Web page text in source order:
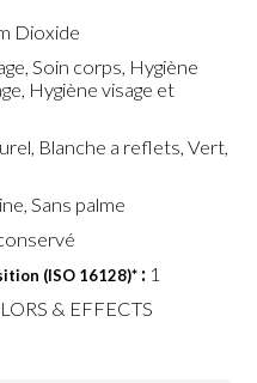
Dioxide
Soin corps, Hygiène
Hygiène visage et
Blanche a reflets, Vert,
Sans palme
(ISO 16128)* : 1
& EFFECTS